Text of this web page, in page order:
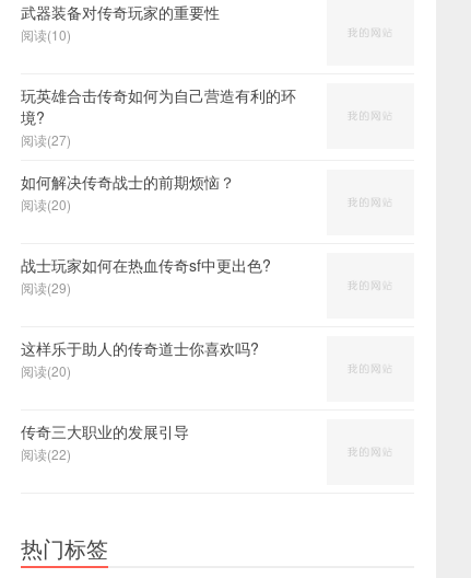
武器装备对传奇玩家的重要性
阅读(10)
玩英雄合击传奇如何为自己营造有利的环
境?
阅读(27)
如何解决传奇战士的前期烦恼？
阅读(20)
战士玩家如何在热血传奇sf中更出色?
阅读(29)
这样乐于助人的传奇道士你喜欢吗?
阅读(20)
传奇三大职业的发展引导
阅读(22)
热门标签